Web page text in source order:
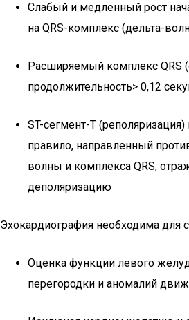
Слабый и медленный рост
на QRS-комплекс (дельта-
Расширяемый комплекс QRS
продолжительность> 0,12
ST-сегмент-T (реполяризация)
правило, направленный
волны и комплекса QRS,
деполяризацию
Эхокардиография необходима для
Оценка функции левого
перегородки и аномалий